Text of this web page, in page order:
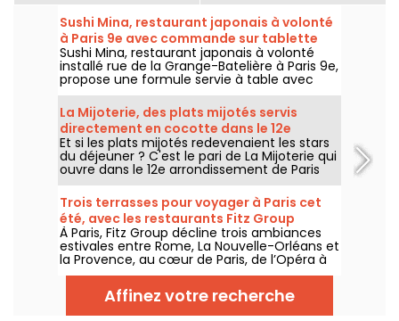
Sushi Mina, restaurant japonais à volonté
à Paris 9e avec commande sur tablette
Sushi Mina, restaurant japonais à volonté
installé rue de la Grange-Batelière à Paris 9e,
propose une formule servie à table avec
commande sur tablette. Sushis, makis,
gyozas, brochettes et plats préparés à la
demande sont proposés midi et soir, du
mardi au dimanche.
La Mijoterie, des plats mijotés servis
directement en cocotte dans le 12e
arrondissement
Et si les plats mijotés redevenaient les stars
du déjeuner ? C'est le pari de La Mijoterie qui
ouvre dans le 12e arrondissement de Paris
avec une cuisine de longue cuisson
imaginée par le chef Augustin Garnier et
servie directement dans des cocottes.
Trois terrasses pour voyager à Paris cet
été, avec les restaurants Fitz Group
À Paris, Fitz Group décline trois ambiances
estivales entre Rome, La Nouvelle-Orléans et
la Provence, au cœur de Paris, de l’Opéra à
la Tour Eiffel. Chaque adresse, grâce à sa
terrasse, offre une escale à part entière,
sans quitter la capitale .
Affinez votre recherche